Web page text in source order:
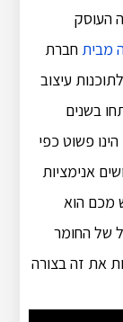
העוסק
מבית חברת
עיצוב
בשנים
פשוט כפי
אנימציות
מכם הוא
של החומר
את זה בצורה